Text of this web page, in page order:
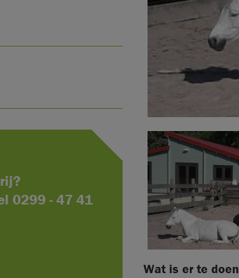
0299 - 47 41
Wat is er te doen